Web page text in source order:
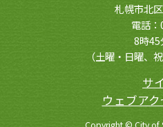
札幌市北
電話
8時45
（土曜・日曜、
サ
ウェブア